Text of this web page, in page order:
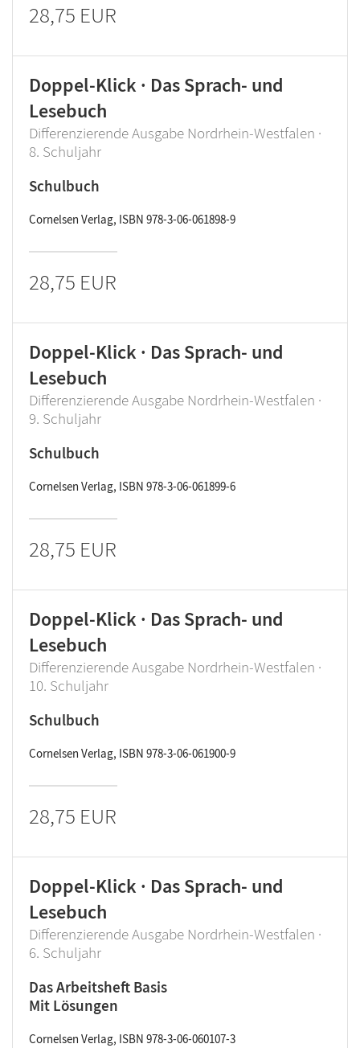
28,75 EUR
Doppel-Klick · Das Sprach- und
Lesebuch
Differenzierende Ausgabe Nordrhein-Westfalen ·
8. Schuljahr
Schulbuch
Cornelsen Verlag, ISBN 978-3-06-061898-9
28,75 EUR
Doppel-Klick · Das Sprach- und
Lesebuch
Differenzierende Ausgabe Nordrhein-Westfalen ·
9. Schuljahr
Schulbuch
Cornelsen Verlag, ISBN 978-3-06-061899-6
28,75 EUR
Doppel-Klick · Das Sprach- und
Lesebuch
Differenzierende Ausgabe Nordrhein-Westfalen ·
10. Schuljahr
Schulbuch
Cornelsen Verlag, ISBN 978-3-06-061900-9
28,75 EUR
Doppel-Klick · Das Sprach- und
Lesebuch
Differenzierende Ausgabe Nordrhein-Westfalen ·
6. Schuljahr
Das Arbeitsheft Basis
Mit Lösungen
Cornelsen Verlag, ISBN 978-3-06-060107-3